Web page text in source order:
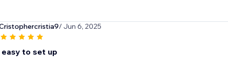
/ Jun 6, 2025
easy to set up